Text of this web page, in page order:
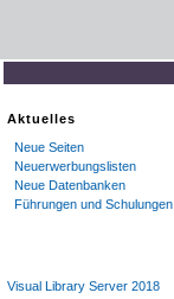
Aktuelles
Neue Seiten
Neuerwerbungslisten
Neue Datenbanken
Führungen und Schulungen
Visual Library Server 2018